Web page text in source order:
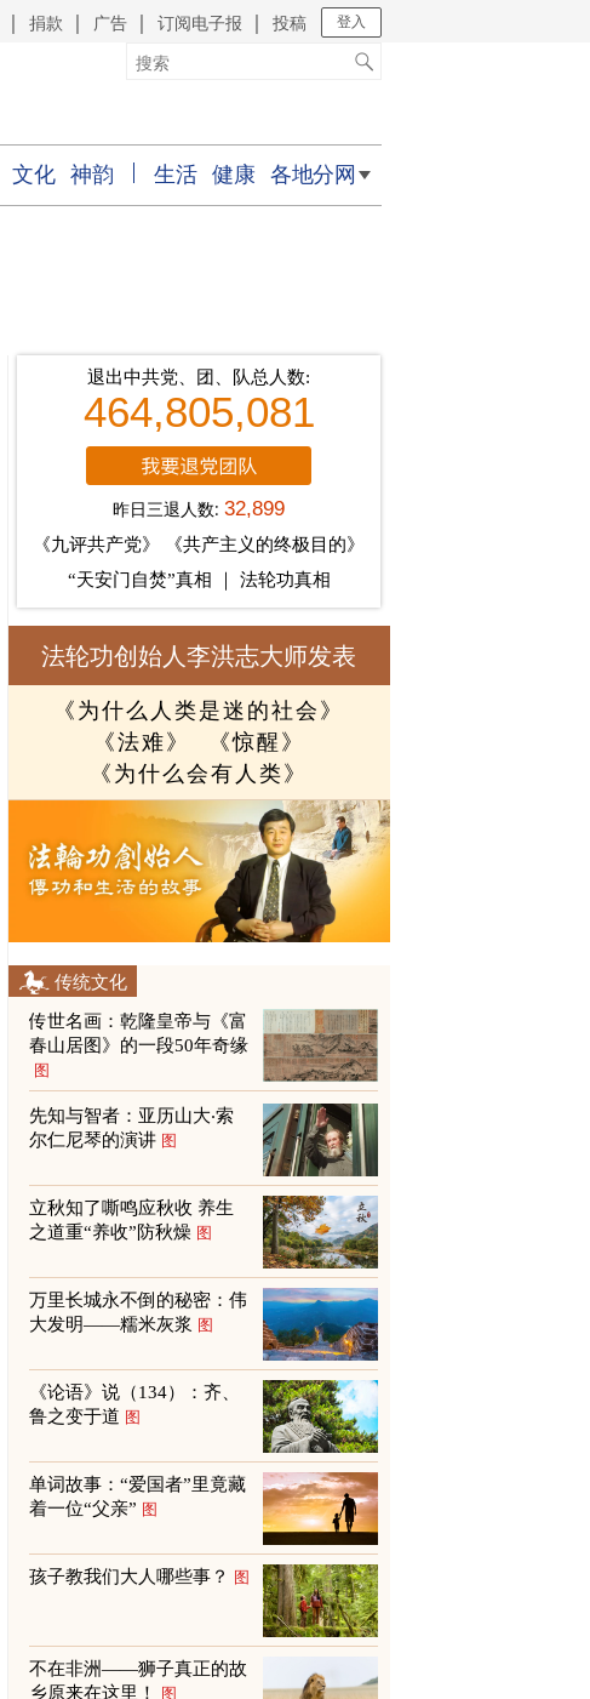
捐款 广告 订阅电子报 投稿 登入
文化 神韵 生活 健康 各地分网
退出中共党、团、队总人数:
464,805,081
昨日三退人数:32,899
《九评共产党》
《共产主义的终极目的》
“天安门自焚”真相
法轮功真相
法轮功创始人李洪志大师发表
《为什么人类是迷的社会》
《法难》
《惊醒》
《为什么会有人类》
传统文化
传世名画：乾隆皇帝与《富
春山居图》的一段50年奇缘
图
先知与智者：亚历山大‧索
尔仁尼琴的演讲 图
立秋知了嘶鸣应秋收 养生
之道重“养收”防秋燥 图
万里长城永不倒的秘密：伟
大发明——糯米灰浆 图
《论语》说（134）：齐、
鲁之变于道 图
单词故事：“爱国者”里竟藏
着一位“父亲” 图
孩子教我们大人哪些事？ 图
不在非洲——狮子真正的故
乡原来在这里！
图